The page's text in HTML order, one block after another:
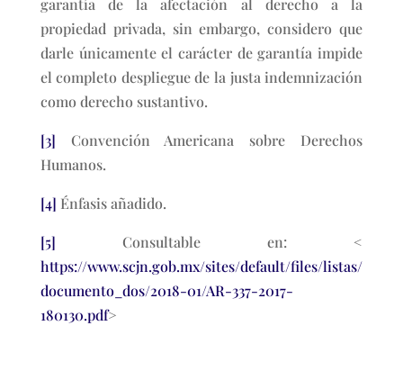
garantía de la afectación al derecho a la
propiedad privada, sin embargo, considero que
darle únicamente el carácter de garantía impide
el completo despliegue de la justa indemnización
como derecho sustantivo.
[3] Convención Americana sobre Derechos
Humanos.
[4] Énfasis añadido.
[5] Consultable en: <
https://www.scjn.gob.mx/sites/default/files/listas/
documento_dos/2018-01/AR-337-2017-
180130.pdf>